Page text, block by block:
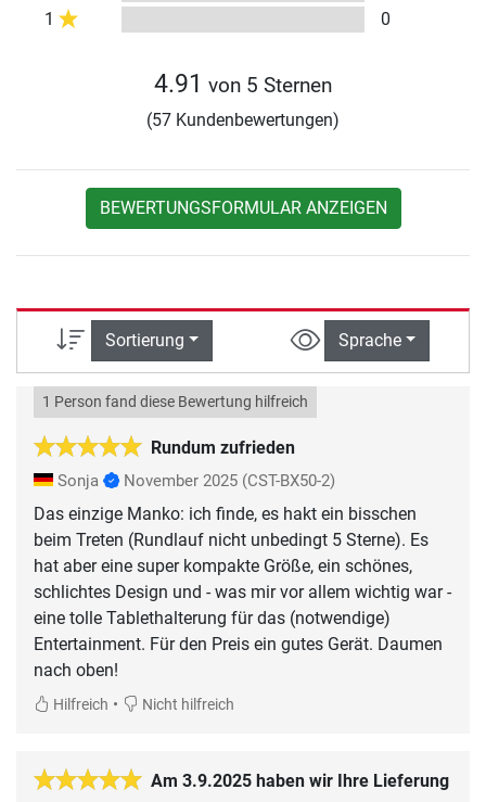
1
0
4.91 von 5 Sternen
(57 Kundenbewertungen)
BEWERTUNGSFORMULAR ANZEIGEN
Sortierung Sprache
Rundum zufrieden
1 Person fand diese Bewertung hilfreich
Sonja November 2025 (CST-BX50-2)
Das einzige Manko: ich finde, es hakt ein bisschen
beim Treten (Rundlauf nicht unbedingt 5 Sterne). Es
hat aber eine super kompakte Größe, ein schönes,
schlichtes Design und - was mir vor allem wichtig war -
eine tolle Tablethalterung für das (notwendige)
Entertainment. Für den Preis ein gutes Gerät. Daumen
nach oben!
Hilfreich • Nicht hilfreich
Am 3.9.2025 haben wir Ihre Lieferung